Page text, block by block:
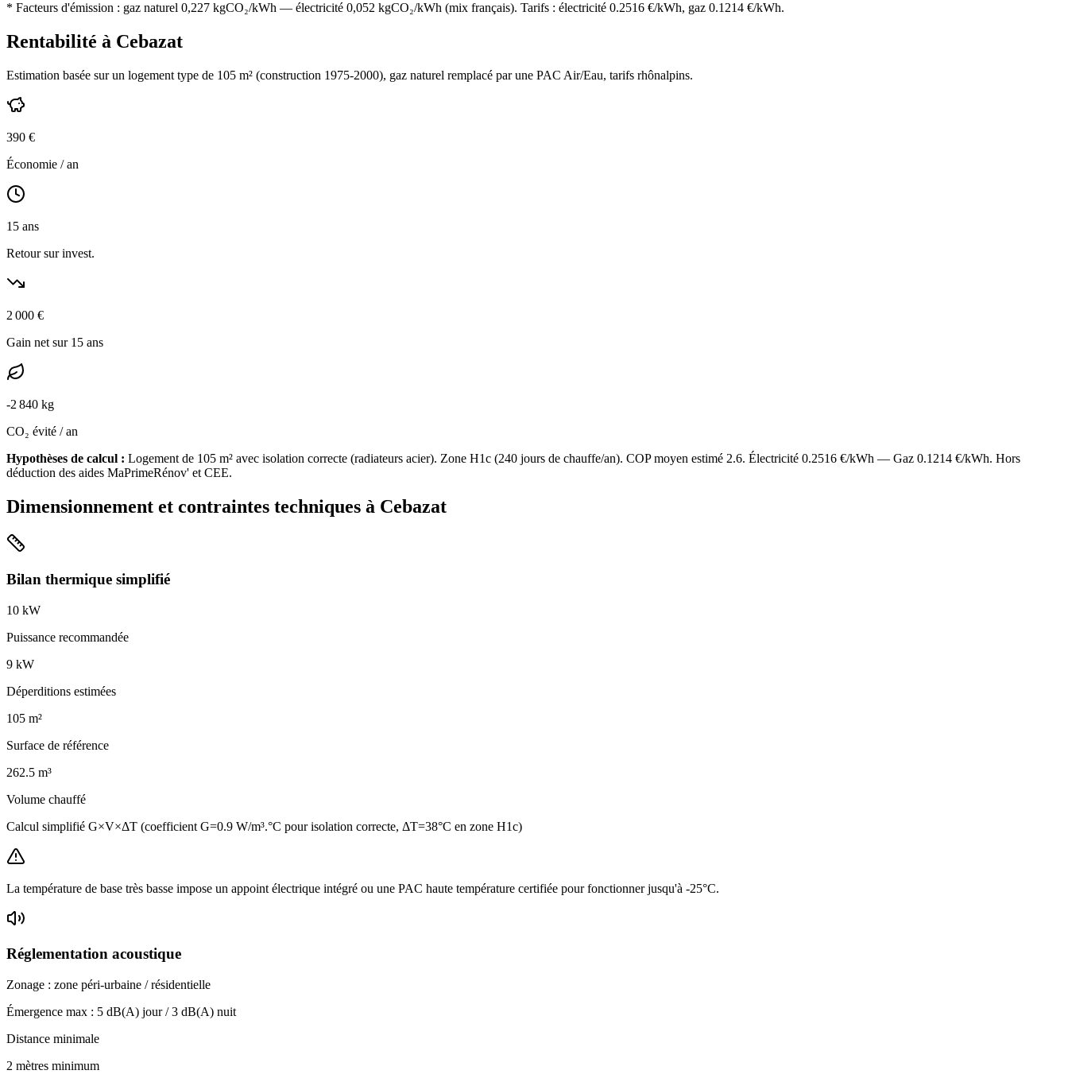
* Facteurs d'émission : gaz naturel 0,227 kgCO₂/kWh — électricité 0,052 kgCO₂/kWh (mix français). Tarifs : électricité 0.2516 €/kWh, gaz 0.1214 €/kWh.
Rentabilité à Cebazat
Estimation basée sur un logement type de 105 m² (construction 1975-2000), gaz naturel remplacé par une PAC Air/Eau, tarifs rhônalpins.
390 €
Économie / an
15 ans
Retour sur invest.
2 000 €
Gain net sur 15 ans
-2 840 kg
CO₂ évité / an
Hypothèses de calcul : Logement de 105 m² avec isolation correcte (radiateurs acier). Zone H1c (240 jours de chauffe/an). COP moyen estimé 2.6. Électricité 0.2516 €/kWh — Gaz 0.1214 €/kWh. Hors
déduction des aides MaPrimeRénov' et CEE.
Dimensionnement et contraintes techniques à Cebazat
Bilan thermique simplifié
10 kW
Puissance recommandée
9 kW
Déperditions estimées
105 m²
Surface de référence
262.5 m³
Volume chauffé
Calcul simplifié G×V×ΔT (coefficient G=0.9 W/m³.°C pour isolation correcte, ΔT=38°C en zone H1c)
La température de base très basse impose un appoint électrique intégré ou une PAC haute température certifiée pour fonctionner jusqu'à -25°C.
Réglementation acoustique
Zonage : zone péri-urbaine / résidentielle
Émergence max : 5 dB(A) jour /3 dB(A) nuit
Distance minimale
2 mètres minimum